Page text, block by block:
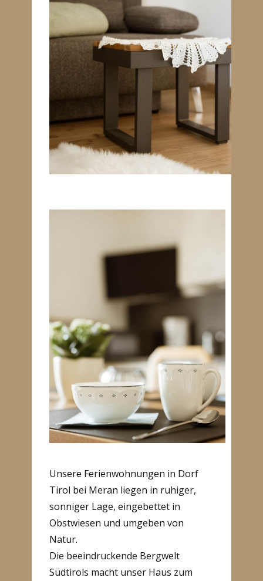
Unsere Ferienwohnungen in Dorf
Tirol bei Meran liegen in ruhiger,
sonniger Lage, eingebettet in
Obstwiesen und umgeben von
Natur.
Die beeindruckende Bergwelt
Südtirols macht unser Haus zum